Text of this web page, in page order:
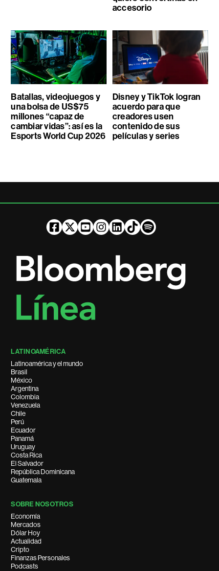
accesorio
Batallas, videojuegos y
una bolsa de US$75
millones “capaz de
cambiar vidas”: así es la
Esports World Cup 2026
Disney y TikTok logran
acuerdo para que
creadores usen
contenido de sus
películas y series
LATINOAMÉRICA
Latinoamérica y el mundo
Brasil
México
Argentina
Colombia
Venezuela
Chile
Perú
Ecuador
Panamá
Uruguay
Costa Rica
El Salvador
República Dominicana
Guatemala
SOBRE NOSOTROS
Economía
Mercados
Dólar Hoy
Actualidad
Cripto
Finanzas Personales
Podcasts